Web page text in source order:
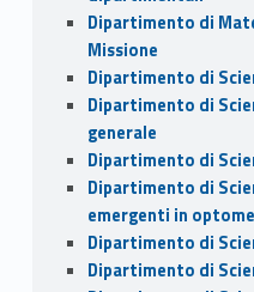
Dipartimento di
Missione
Dipartimento di
Dipartimento di
generale
Dipartimento di
Dipartimento di
emergenti in
Dipartimento di
Dipartimento di